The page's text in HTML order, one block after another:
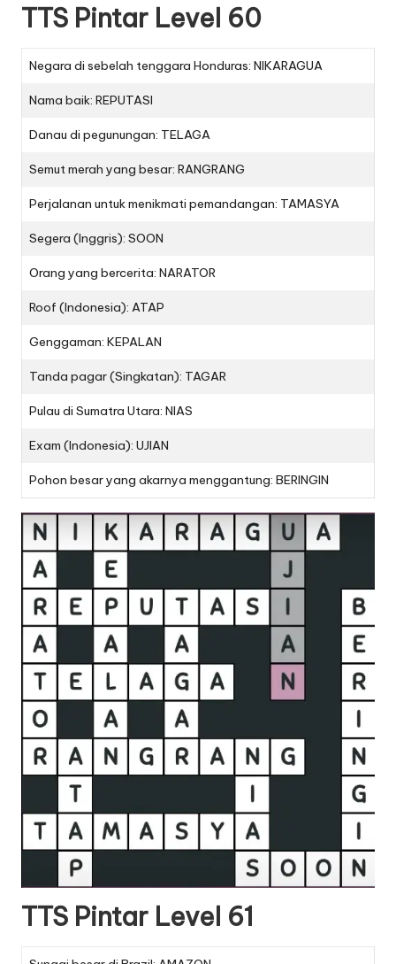
TTS Pintar Level 60
Negara di sebelah tenggara Honduras: NIKARAGUA
Nama baik: REPUTASI
Danau di pegunungan: TELAGA
Semut merah yang besar: RANGRANG
Perjalanan untuk menikmati pemandangan: TAMASYA
Segera (Inggris): SOON
Orang yang bercerita: NARATOR
Roof (Indonesia): ATAP
Genggaman: KEPALAN
Tanda pagar (Singkatan): TAGAR
Pulau di Sumatra Utara: NIAS
Exam (Indonesia): UJIAN
Pohon besar yang akarnya menggantung: BERINGIN
TTS Pintar Level 61